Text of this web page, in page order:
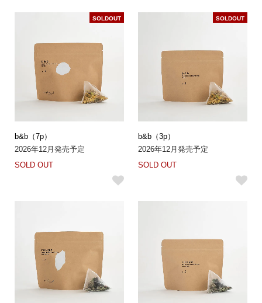
SOLDOUT
b&b（7p）
2026年12月発売予定
SOLD OUT
SOLDOUT
b&b（3p）
2026年12月発売予定
SOLD OUT